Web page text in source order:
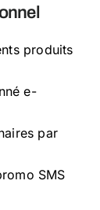
produits
e-
par
SMS